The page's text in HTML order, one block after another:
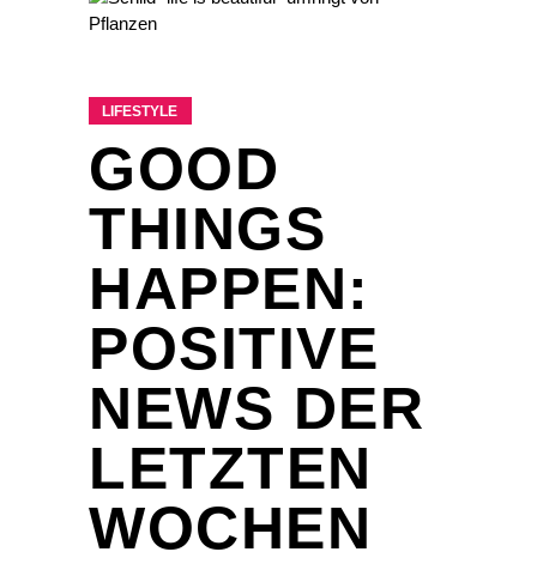
LIFESTYLE
GOOD
THINGS
HAPPEN:
POSITIVE
NEWS DER
LETZTEN
WOCHEN